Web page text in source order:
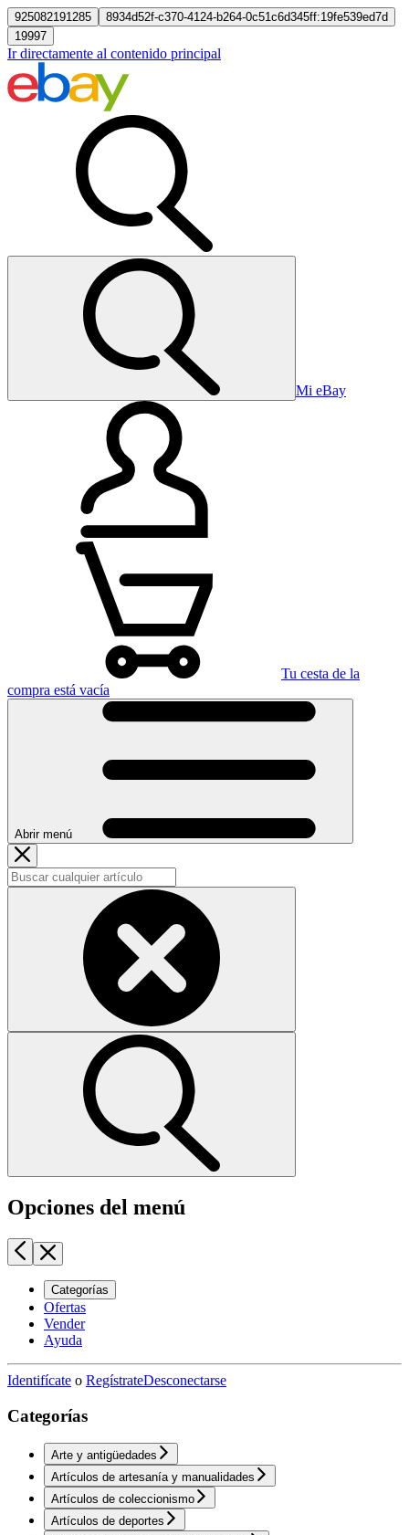
925082191285
8934d52f-c370-4124-b264-0c51c6d345ff:19fe539ed7d
19997
Ir directamente al contenido principal
Mi eBay
Tu cesta de la
compra está vacía
Abrir menú
Opciones del menú
Categorías
Ofertas
Vender
Ayuda
Identifícate o RegístrateDesconectarse
Categorías
Arte y antigüedades
Artículos de artesanía y manualidades
Artículos de coleccionismo
Artículos de deportes